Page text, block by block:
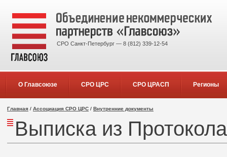
СРО Санкт-Петербург — 8 (812) 339-12-54
О Главсоюзе СРО ЦРС СРО ЦРАСП Регионы
Главная / Ассоциация СРО ЦРС / Внутренние документы
Выписка из